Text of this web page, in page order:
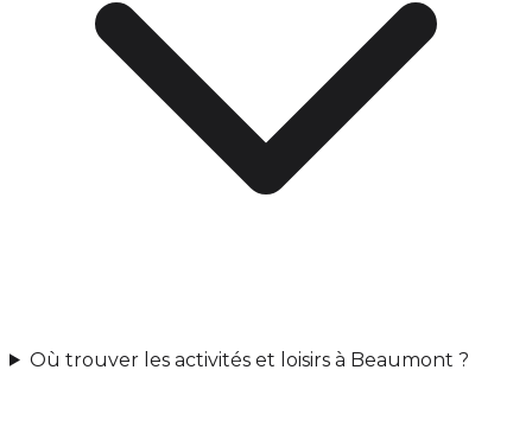
Où trouver les activités et loisirs à Beaumont ?